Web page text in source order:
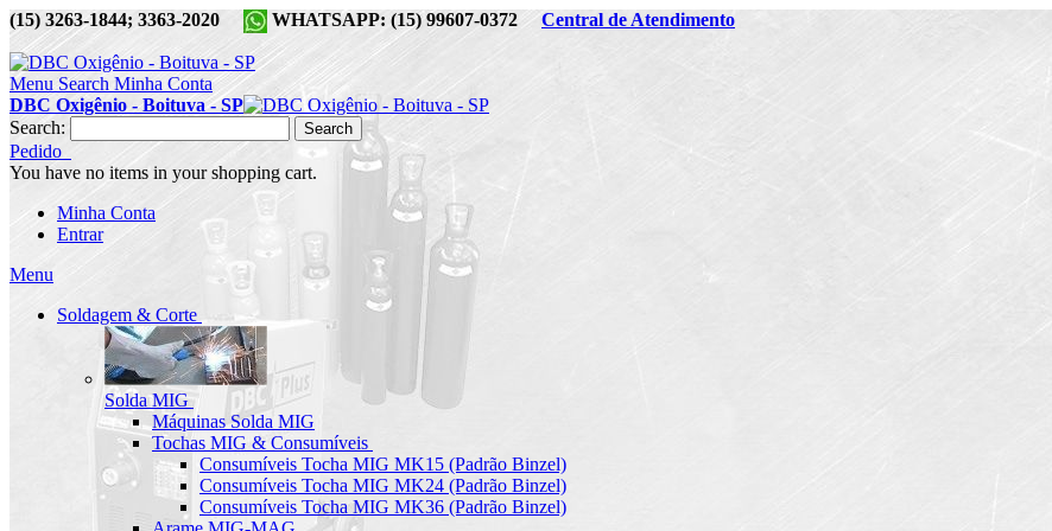
(15) 3263-1844; 3363-2020 WHATSAPP: (15) 99607-0372 Central de Atendimento
Menu Search Minha Conta
DBC Oxigênio - Boituva - SP
Search:
Search
Pedido
You have no items in your shopping cart.
Minha Conta
Entrar
Menu
Soldagem & Corte
Solda MIG
Máquinas Solda MIG
Tochas MIG & Consumíveis
Consumíveis Tocha MIG MK15 (Padrão Binzel)
Consumíveis Tocha MIG MK24 (Padrão Binzel)
Consumíveis Tocha MIG MK36 (Padrão Binzel)